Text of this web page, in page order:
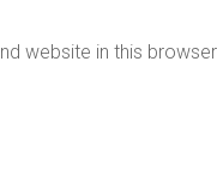
website in this